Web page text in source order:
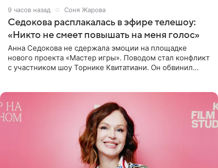
9 часов назад Соня Жарова
Седокова расплакалась в эфире телешоу:
«Никто не смеет повышать на меня голос»
Анна Седокова не сдержала эмоции на площадке
нового проекта «Мастер игры». Поводом стал конфликт
с участником шоу Торнике Квитатиани. Он обвинил